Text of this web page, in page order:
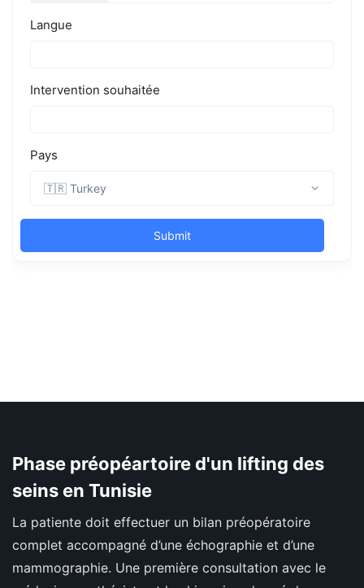
Phase préopéartoire d'un lifting des
seins en Tunisie
La patiente doit effectuer un bilan préopératoire
complet accompagné d’une échographie et d’une
mammographie. Une première consultation avec le